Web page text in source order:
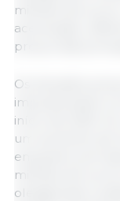
milhões de
acentuada,
preços das
Os elevados
impulsionaram
início de 2025.
um aumento de
enquanto as
milhões de euros
oleaginosas e